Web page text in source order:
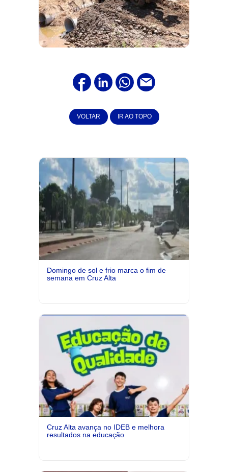
VOLTAR IR AO TOPO
Domingo de sol e frio marca o fim de
semana em Cruz Alta
Cruz Alta avança no IDEB e melhora
resultados na educação